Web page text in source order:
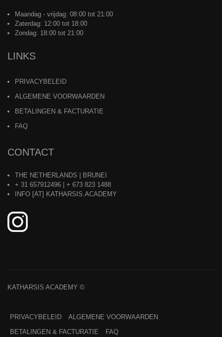
Maandag - vrijdag: 08:00 tot 21:00
Zaterdag: 12:00 tot 18:00
Zondag: 18:00 tot 21:00
LINKS
PRIVACYBELEID
ALGEMENE VOORWAARDEN
BETALINGEN & FACTURATIE
FAQ
CONTACT
THE NETHERLANDS | BRUNEI
+ 31 657912496 | + 673 823 1488
INFO [AT] KATHARSIS.ACADEMY
PRIVACYBELEID
ALGEMENE VOORWAARDEN
BETALINGEN & FACTURATIE
FAQ